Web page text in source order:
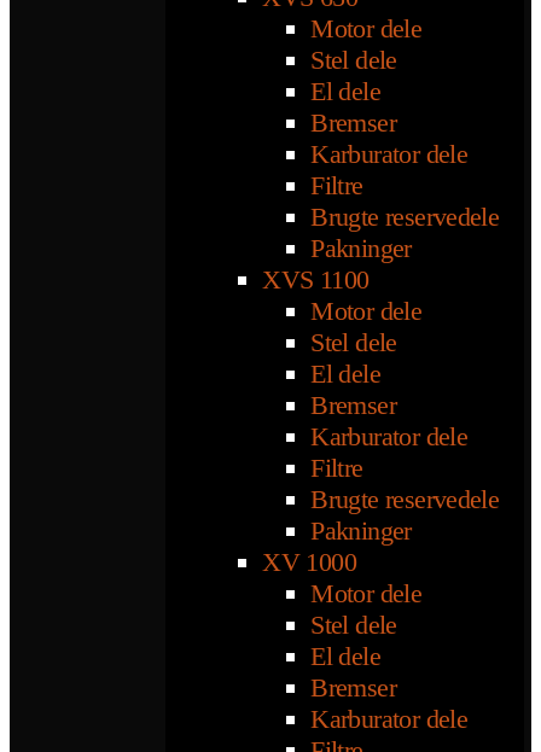
Motor dele
Stel dele
El dele
Bremser
Karburator dele
Filtre
Brugte reservedele
Pakninger
XVS 1100
Motor dele
Stel dele
El dele
Bremser
Karburator dele
Filtre
Brugte reservedele
Pakninger
XV 1000
Motor dele
Stel dele
El dele
Bremser
Karburator dele